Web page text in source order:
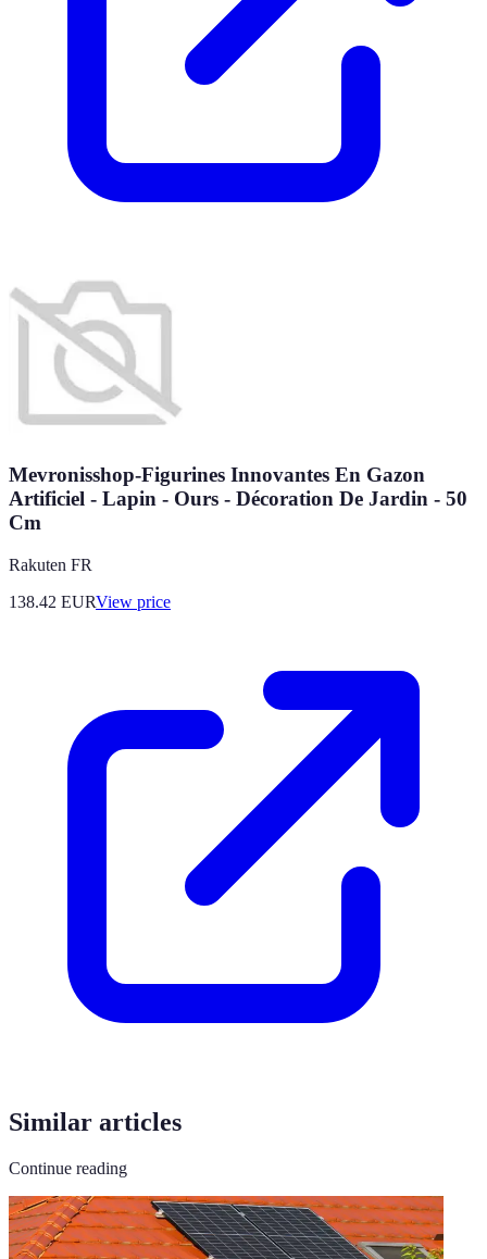
Mevronisshop-Figurines Innovantes En Gazon
Artificiel - Lapin - Ours - Décoration De Jardin - 50
Cm
Rakuten FR
138.42 EURView price
Similar articles
Continue reading